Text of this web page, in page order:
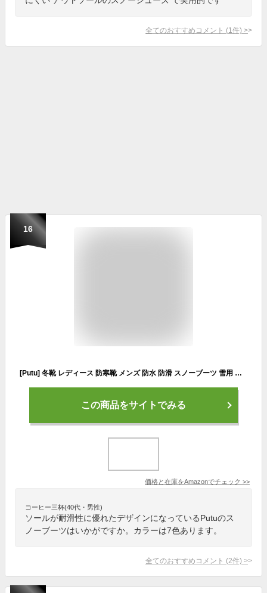
全てのおすすめコメント (1 件) >
16
[Putu] 冬靴 レディース 防寒靴 メンズ 防水 防滑 スノーブーツ 雪用 靴 男女兼用 耐磨耗 衝撃吸収 裏起毛 ハイカット 登山靴 アウトドア トレッキングシューズ 25.5 cm,ブラック
この商品をサイトでみる
価格と在庫をAmazonでチェック >>
コーヒー三杯(40代・男性)
ソールが耐滑性に優れたデザインになっているPutuのス
ノーブーツはいかがですか。カラーは7色あります。
全てのおすすめコメント (2件) >